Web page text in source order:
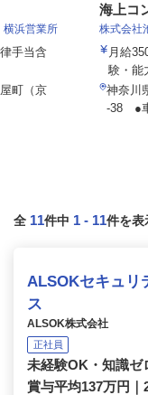
浜営業所
手当含
町（京
海上コ
株式会社
月給
験・能
神奈川
-38 ●
全 11件中 1 - 11件を表
ALSOKセキュリ
ス
ALSOK株式会社
正社員
未経験OK・知識ゼ
賞与平均137万円｜